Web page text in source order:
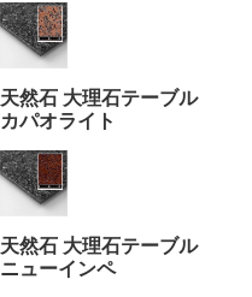
天然石 大理石テーブル
カパオライト
天然石 大理石テーブル
ニューインペ